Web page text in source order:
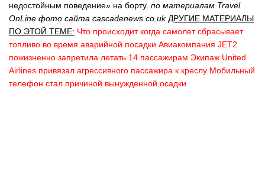
недостойным поведение» на борту. по материалам Travel
OnLine фото сайта cascadenews.co.uk ДРУГИЕ МАТЕРИАЛЫ
ПО ЭТОЙ ТЕМЕ: Что происходит когда самолет сбрасывает
топливо во время аварийной посадки Авиакомпания JET2
пожизненно запретила летать 14 пассажирам Экипаж United
Airlines привязал агрессивного пассажира к креслу Мобильный
телефон стал причиной вынужденной осадки